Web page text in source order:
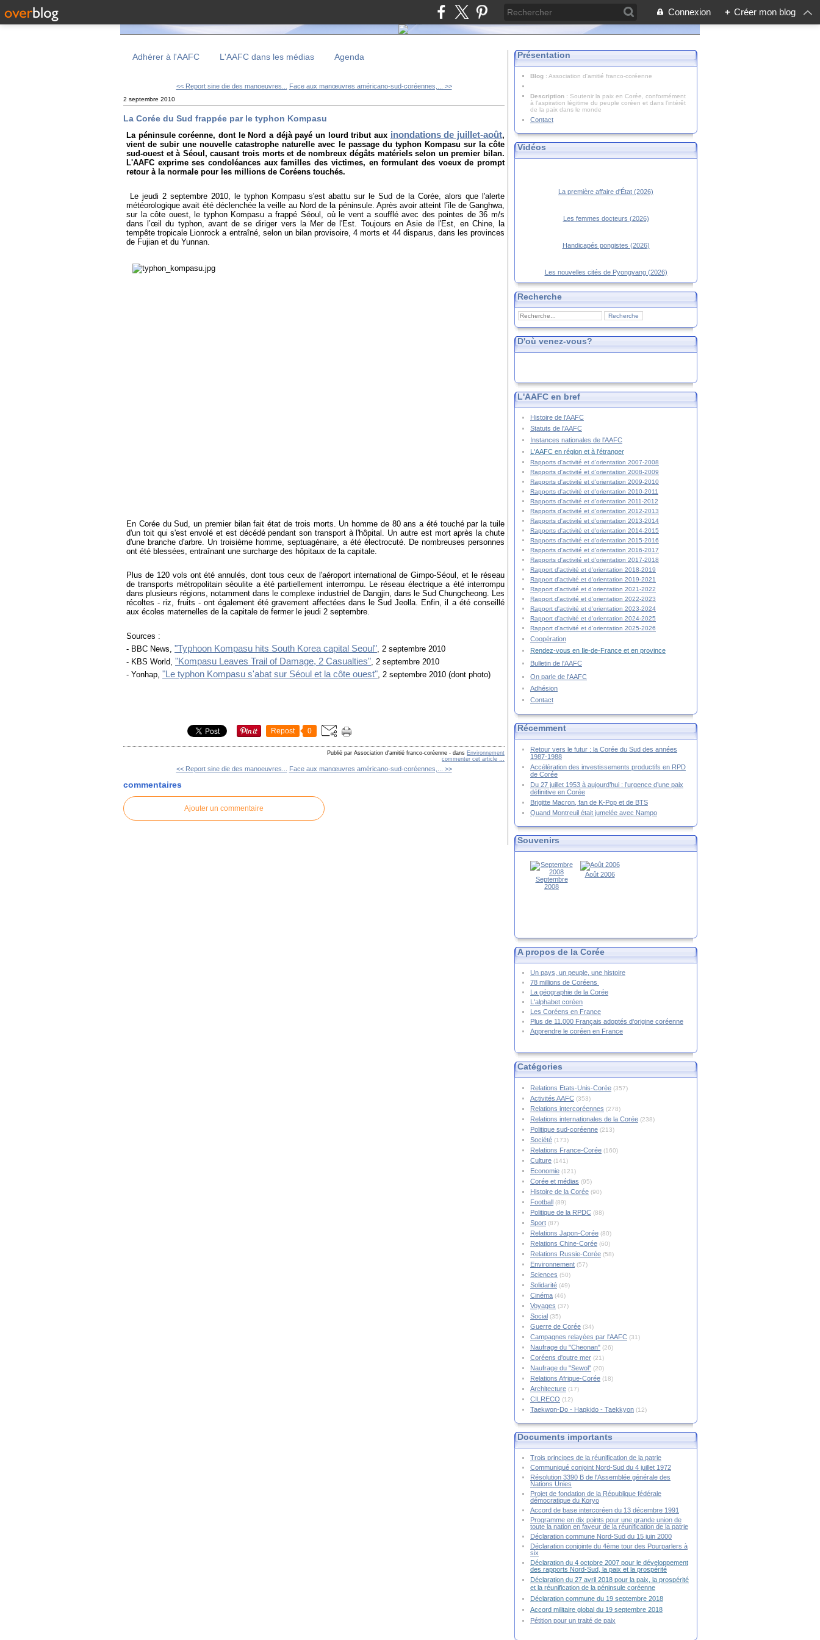
Connexion + Créer mon blog
Adhérer à l'AAFC L'AAFC dans les médias Agenda
<< Report sine die des manoeuvres... Face aux manœuvres américano-sud-coréennes,... >>
2 septembre 2010
La Corée du Sud frappée par le typhon Kompasu
La péninsule coréenne, dont le Nord a déjà payé un lourd tribut aux inondations de juillet-août,
vient de subir une nouvelle catastrophe naturelle avec le passage du typhon Kompasu sur la côte
sud-ouest et à Séoul, causant trois morts et de nombreux dégâts matériels selon un premier bilan.
L'AAFC exprime ses condoléances aux familles des victimes, en formulant des voeux de prompt
retour à la normale pour les millions de Coréens touchés.
Le jeudi 2 septembre 2010, le typhon Kompasu s'est abattu sur le Sud de la Corée, alors que l'alerte
météorologique avait été déclenchée la veille au Nord de la péninsule. Après avoir atteint l'île de Ganghwa,
sur la côte ouest, le typhon Kompasu a frappé Séoul, où le vent a soufflé avec des pointes de 36 m/s
dans l’œil du typhon, avant de se diriger vers la Mer de l'Est. Toujours en Asie de l'Est, en Chine, la
tempête tropicale Lionrock a entraîné, selon un bilan provisoire, 4 morts et 44 disparus, dans les provinces
de Fujian et du Yunnan.
En Corée du Sud, un premier bilan fait état de trois morts. Un homme de 80 ans a été touché par la tuile
d'un toit qui s'est envolé et est décédé pendant son transport à l'hôpital. Un autre est mort après la chute
d'une branche d'arbre. Un troisième homme, septuagénaire, a été électrocuté. De nombreuses personnes
ont été blessées, entraînant une surcharge des hôpitaux de la capitale.
Plus de 120 vols ont été annulés, dont tous ceux de l'aéroport international de Gimpo-Séoul, et le réseau
de transports métropolitain séoulite a été partiellement interrompu. Le réseau électrique a été interrompu
dans plusieurs régions, notamment dans le complexe industriel de Dangjin, dans le Sud Chungcheong. Les
récoltes - riz, fruits - ont également été gravement affectées dans le Sud Jeolla. Enfin, il a été conseillé
aux écoles maternelles de la capitale de fermer le jeudi 2 septembre.
Sources :
- BBC News, "Typhoon Kompasu hits South Korea capital Seoul", 2 septembre 2010
- KBS World, "Kompasu Leaves Trail of Damage, 2 Casualties", 2 septembre 2010
- Yonhap, "Le typhon Kompasu s'abat sur Séoul et la côte ouest", 2 septembre 2010 (dont photo)
Repost 0
Publié par Association d'amitié franco-coréenne - dans Environnement
commenter cet article …
<< Report sine die des manoeuvres... Face aux manœuvres américano-sud-coréennes,... >>
commentaires
Ajouter un commentaire
Présentation
Blog : Association d'amitié franco-coréenne
Description : Soutenir la paix en Corée, conformément
à l'aspiration légitime du peuple coréen et dans l’intérêt
de la paix dans le monde
Contact
Vidéos
La première affaire d'État (2026)
Les femmes docteurs (2026)
Handicapés pongistes (2026)
Les nouvelles cités de Pyongyang (2026)
Recherche
D'où venez-vous?
L'AAFC en bref
Histoire de l'AAFC
Statuts de l'AAFC
Instances nationales de l'AAFC
L'AAFC en région et à l'étranger
Rapports d'activité et d'orientation 2007-2008
Rapports d'activité et d'orientation 2008-2009
Rapports d'activité et d'orientation 2009-2010
Rapports d'activité et d'orientation 2010-2011
Rapports d'activité et d'orientation 2011-2012
Rapports d'activité et d'orientation 2012-2013
Rapports d'activité et d'orientation 2013-2014
Rapports d'activité et d'orientation 2014-2015
Rapports d'activité et d'orientation 2015-2016
Rapports d'activité et d'orientation 2016-2017
Rapports d'activité et d'orientation 2017-2018
Rapport d'activité et d'orientation 2018-2019
Rapport d'activité et d'orientation 2019-2021
Rapport d'activité et d'orientation 2021-2022
Rapport d'activité et d'orientation 2022-2023
Rapport d'activité et d'orientation 2023-2024
Rapport d'activité et d'orientation 2024-2025
Rapport d'activité et d'orientation 2025-2026
Coopération
Rendez-vous en Ile-de-France et en province
Bulletin de l'AAFC
On parle de l'AAFC
Adhésion
Contact
Récemment
Retour vers le futur : la Corée du Sud des années
1987-1988
Accélération des investissements productifs en RPD
de Corée
Du 27 juillet 1953 à aujourd’hui : l’urgence d’une paix
définitive en Corée
Brigitte Macron, fan de K-Pop et de BTS
Quand Montreuil était jumelée avec Nampo
Souvenirs
Septembre
2008
Août 2006
A propos de la Corée
Un pays, un peuple, une histoire
78 millions de Coréens
La géographie de la Corée
L'alphabet coréen
Les Coréens en France
Plus de 11.000 Français adoptés d'origine coréenne
Apprendre le coréen en France
Catégories
Relations Etats-Unis-Corée (357)
Activités AAFC (353)
Relations intercoréennes (278)
Relations internationales de la Corée (238)
Politique sud-coréenne (213)
Société (173)
Relations France-Corée (160)
Culture (141)
Economie (121)
Corée et médias (95)
Histoire de la Corée (90)
Football (89)
Politique de la RPDC (88)
Sport (87)
Relations Japon-Corée (80)
Relations Chine-Corée (60)
Relations Russie-Corée (58)
Environnement (57)
Sciences (50)
Solidarité (49)
Cinéma (46)
Voyages (37)
Social (35)
Guerre de Corée (34)
Campagnes relayées par l'AAFC (31)
Naufrage du "Cheonan" (26)
Coréens d'outre mer (21)
Naufrage du "Sewol" (20)
Relations Afrique-Corée (18)
Architecture (17)
CILRECO (12)
Taekwon-Do - Hapkido - Taekkyon (12)
Documents importants
Trois principes de la réunification de la patrie
Communiqué conjoint Nord-Sud du 4 juillet 1972
Résolution 3390 B de l'Assemblée générale des
Nations Unies
Projet de fondation de la République fédérale
démocratique du Koryo
Accord de base intercoréen du 13 décembre 1991
Programme en dix points pour une grande union de
toute la nation en faveur de la réunification de la patrie
Déclaration commune Nord-Sud du 15 juin 2000
Déclaration conjointe du 4ème tour des Pourparlers à
six
Déclaration du 4 octobre 2007 pour le développement
des rapports Nord-Sud, la paix et la prospérité
Déclaration du 27 avril 2018 pour la paix, la prospérité
et la réunification de la péninsule coréenne
Déclaration commune du 19 septembre 2018
Accord militaire global du 19 septembre 2018
Pétition pour un traité de paix